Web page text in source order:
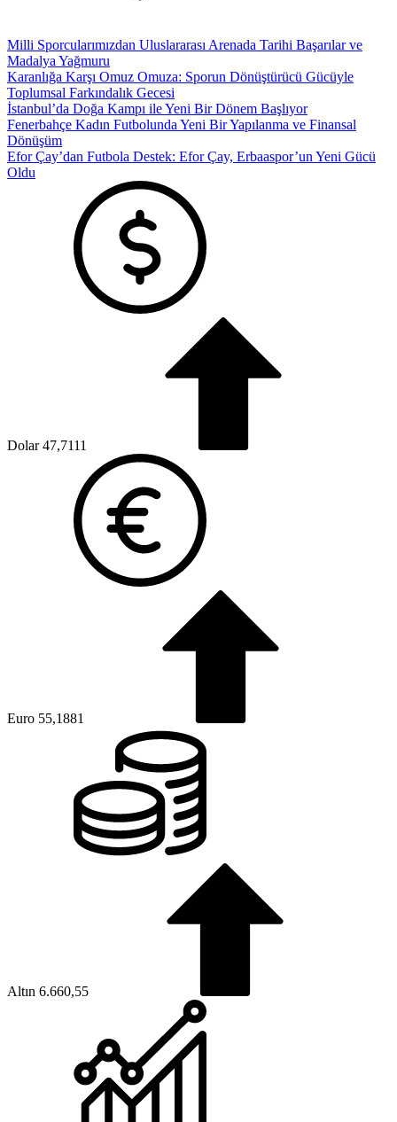
Milli Sporcularımızdan Uluslararası Arenada Tarihi Başarılar ve
Madalya Yağmuru
Karanlığa Karşı Omuz Omuza: Sporun Dönüştürücü Gücüyle
Toplumsal Farkındalık Gecesi
İstanbul’da Doğa Kampı ile Yeni Bir Dönem Başlıyor
Fenerbahçe Kadın Futbolunda Yeni Bir Yapılanma ve Finansal
Dönüşüm
Efor Çay’dan Futbola Destek: Efor Çay, Erbaaspor’un Yeni Gücü
Oldu
Dolar 47,7111
Euro 55,1881
Altın 6.660,55